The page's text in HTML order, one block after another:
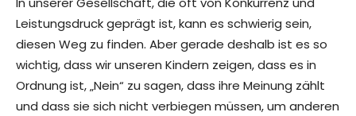
Leistungsdruck geprägt ist, kann es schwierig sein,
diesen Weg zu finden. Aber gerade deshalb ist es so
wichtig, dass wir unseren Kindern zeigen, dass es in
Ordnung ist, „Nein“ zu sagen, dass ihre Meinung zählt
und dass sie sich nicht verbiegen müssen, um anderen